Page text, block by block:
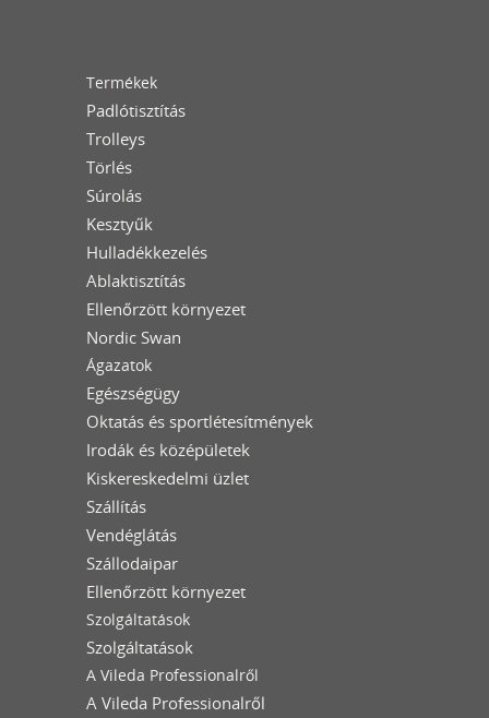
Termékek
Padlótisztítás
Trolleys
Törlés
Súrolás
Kesztyűk
Hulladékkezelés
Ablaktisztítás
Ellenőrzött környezet
Nordic Swan
Ágazatok
Egészségügy
Oktatás és sportlétesítmények
Irodák és középületek
Kiskereskedelmi üzlet
Szállítás
Vendéglátás
Szállodaipar
Ellenőrzött környezet
Szolgáltatások
Szolgáltatások
A Vileda Professionalről
A Vileda Professionalről